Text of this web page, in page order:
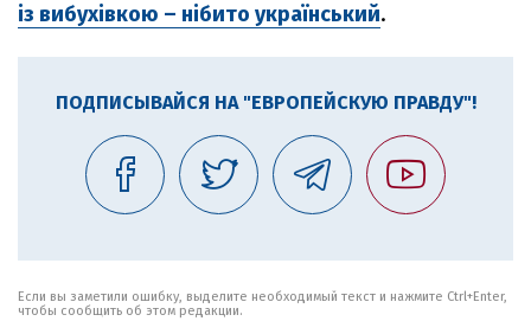
із вибухівкою – нібито український.
ПОДПИСЫВАЙСЯ НА "ЕВРОПЕЙСКУЮ ПРАВДУ"!
Если вы заметили ошибку, выделите необходимый текст и нажмите Ctrl+Enter,
чтобы сообщить об этом редакции.